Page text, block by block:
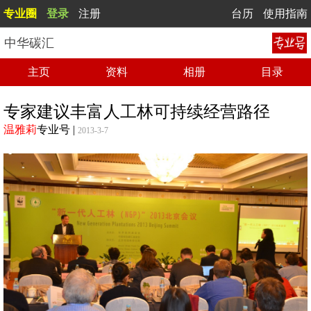
专业圈 登录 注册 台历 使用指南
中华碳汇
主页 资料 相册 目录
专家建议丰富人工林可持续经营路径
温雅莉专业号 | 2013-3-7